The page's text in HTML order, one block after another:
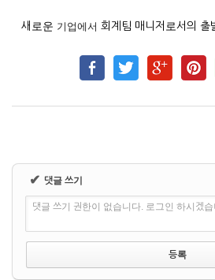
새로운 기업에서 회계팀 매니저로서의 출
✔ 댓글 쓰기
댓글 쓰기 권한이 없습니다. 로그인 하시겠